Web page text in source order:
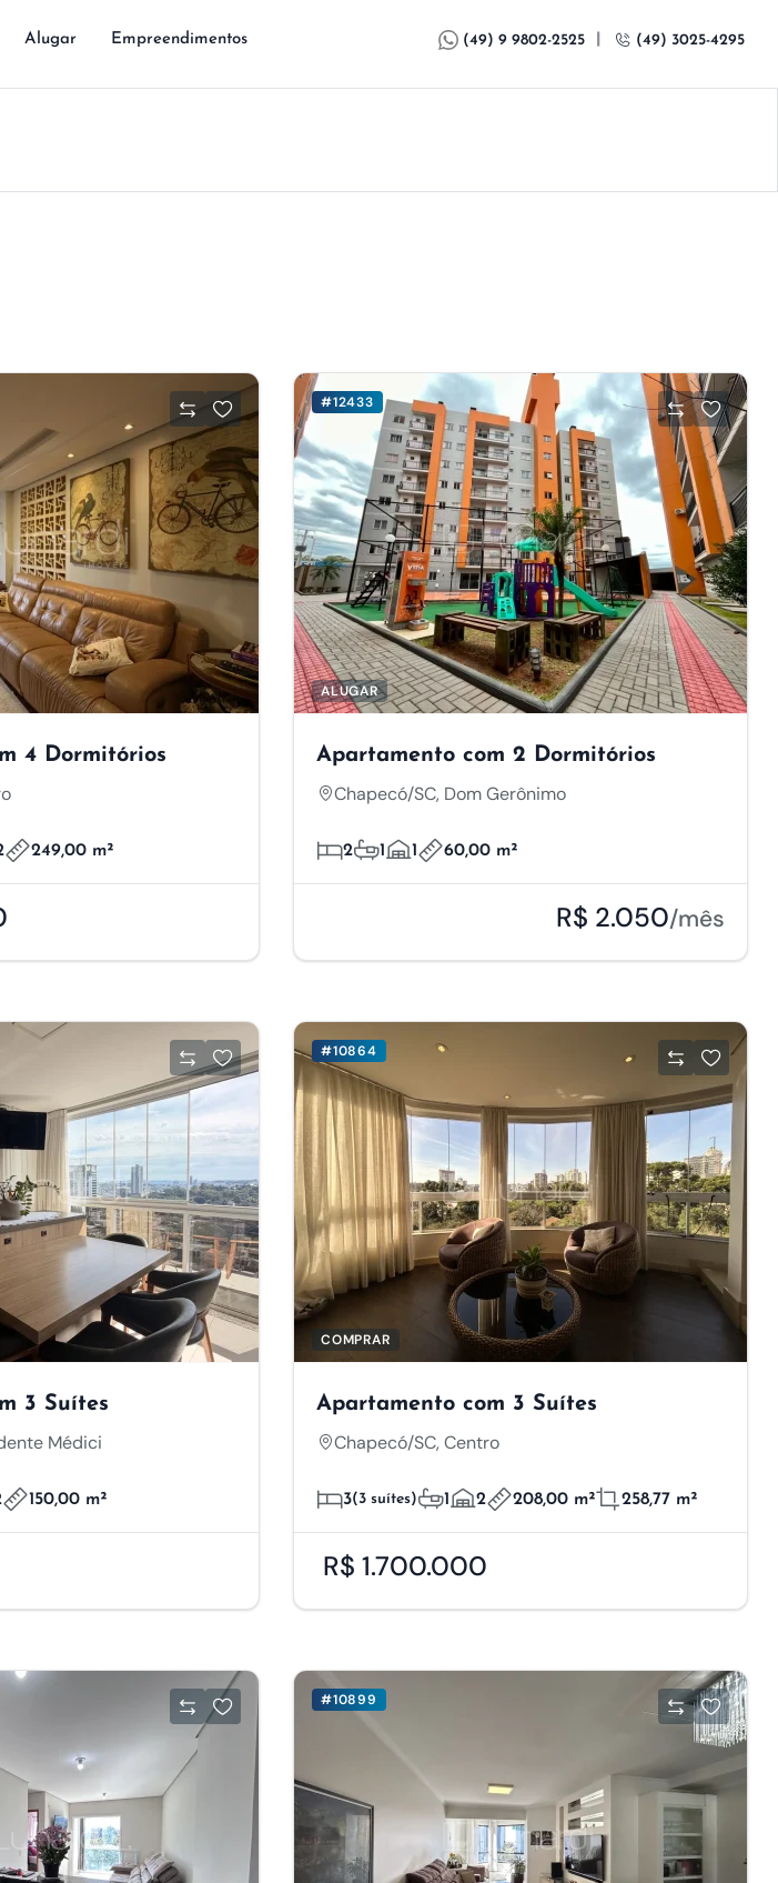
Alugar Empreendimentos (49) 9 9802-2525 | (49) 3025-4295
4 Dormitórios
249,00 m²
#12433
ALUGAR
Apartamento com 2 Dormitórios
Chapecó/SC, Dom Gerônimo
2 1 1 60,00 m²
R$ 2.050/mês
3 Suítes
Médici
150,00 m²
#10864
COMPRAR
Apartamento com 3 Suítes
Chapecó/SC, Centro
3(3 suítes) 1 2 208,00 m² 258,77 m²
R$ 1.700.000
#10899